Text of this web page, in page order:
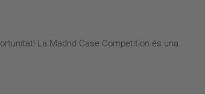
La Madrid Case Competition és una